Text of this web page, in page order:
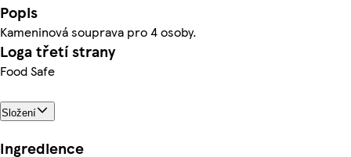
Popis
Kameninová souprava pro 4 osoby.
Loga třetí strany
Food Safe
Složení
Ingredience